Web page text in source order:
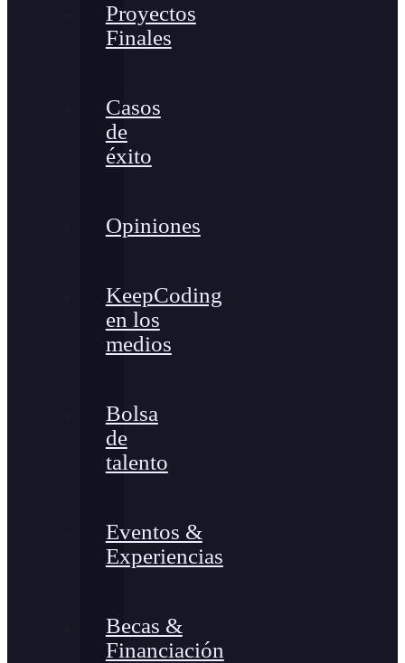
Proyectos
Finales
Casos
de
éxito
Opiniones
KeepCoding
en los
medios
Bolsa
de
talento
Eventos &
Experiencias
Becas &
Financiación